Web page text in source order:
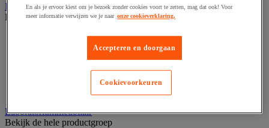
Industriele ventilator en afzuigkap
Bekijk de hele productgroep
Accessoires voor afzuigsysteem
Accessoires voor ventilatiesysteem
Afzuigkap en -bak
Industriële ventilator
Koppeling en verluchtingskoker
Laboratoriummeubilair
Bekijk de hele productgroep
En als je ervoor kiest om je bezoek zonder cookies voort te zetten, mag dat ook! Voor
meer informatie verwijzen we je naar onze cookieverklaring.
Accepteren en doorgaan
Cookievoorkeuren